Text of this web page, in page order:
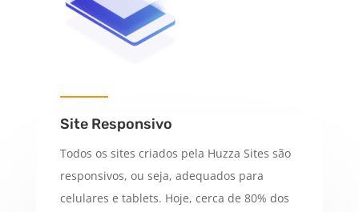
Site Responsivo
Todos os sites criados pela Huzza Sites são
responsivos, ou seja, adequados para
celulares e tablets. Hoje, cerca de 80% dos